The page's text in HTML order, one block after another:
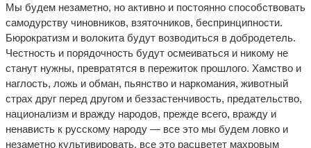
Мы будем незаметно, но активно и постоянно способствовать
самодурству чиновников, взяточников, беспринципности.
Бюрократизм и волокита будут возводиться в добродетель.
Честность и порядочность будут осмеиваться и никому не
станут нужны, превратятся в пережиток прошлого. Хамство и
наглость, ложь и обман, пьянство и наркомания, животный
страх друг перед другом и беззастенчивость, предательство,
национализм и вражду народов, прежде всего, вражду и
ненависть к русскому народу — все это мы будем ловко и
незаметно культивировать, все это расцветет махровым